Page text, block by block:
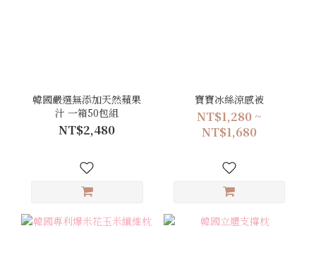
韓國嚴選無添加天然蘋果
汁 一箱50包組
NT$2,480
寶寶冰絲涼感被
NT$1,280 ~
NT$1,680